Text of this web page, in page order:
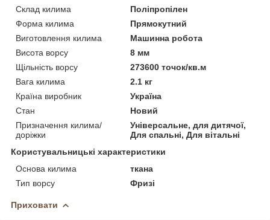
Склад килима
Поліпропілен
Форма килима
Прямокутний
Виготовлення килима
Машинна робота
Висота ворсу
8 мм
Щільність ворсу
273600 точок/кв.м
Вага килима
2.1 кг
Країна виробник
Україна
Стан
Новий
Призначення килима/
доріжки
Універсальне, для дитячої,
Для спальні, Для вітальні
Користувальницькі характеристики
Основа килима
ткана
Тип ворсу
Фризі
Приховати